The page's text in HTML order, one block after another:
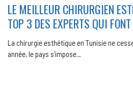
LE MEILLEUR CHIRURGIEN
TOP 3 DES EXPERTS QUI
La chirurgie esthétique en Tunisie ne
année, le pays s’impose…